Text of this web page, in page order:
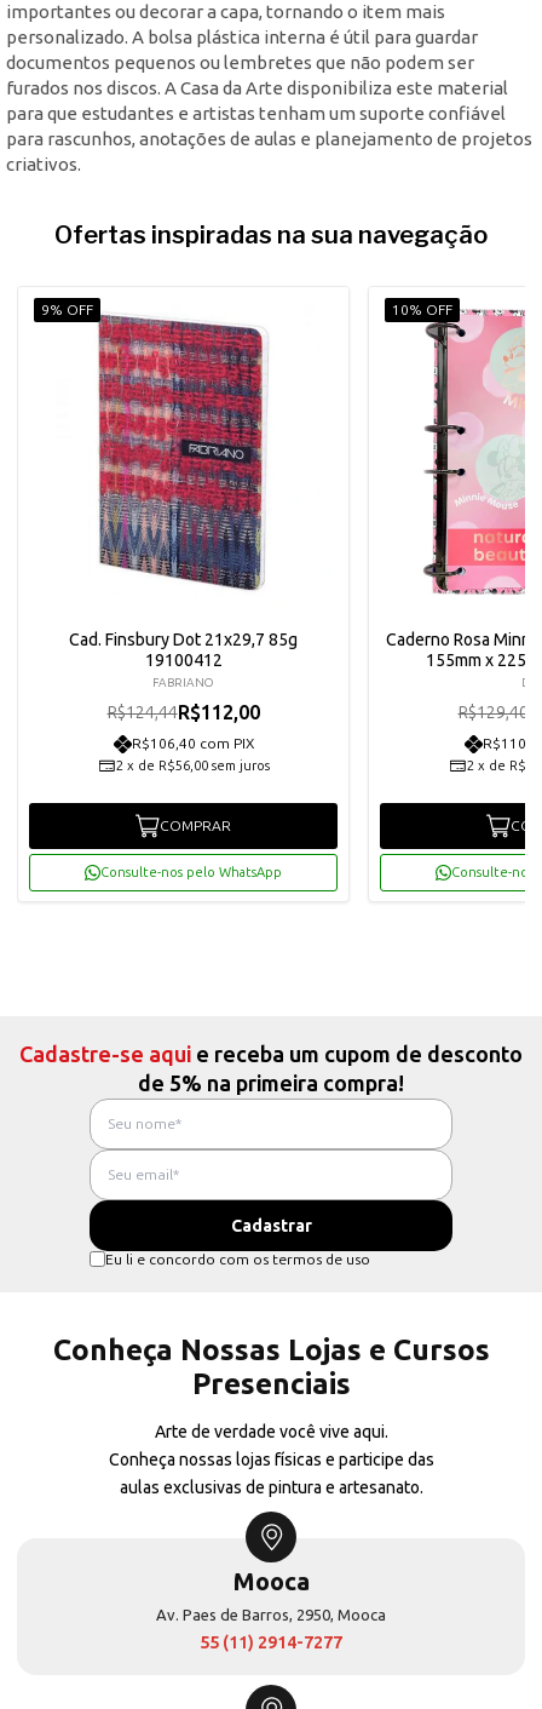
importantes ou decorar a capa, tornando o item mais
personalizado. A bolsa plástica interna é útil para guardar
documentos pequenos ou lembretes que não podem ser
furados nos discos. A Casa da Arte disponibiliza este material
para que estudantes e artistas tenham um suporte confiável
para rascunhos, anotações de aulas e planejamento de projetos
criativos.
Ofertas inspiradas na sua navegação
9% OFF
Cad. Finsbury Dot 21x29,7 85g
19100412
FABRIANO
R$124,44R$112,00
R$106,40 com PIX
2 x de R$56,00 sem juros
COMPRAR
Consulte-nos pelo WhatsApp
10% OFF
Caderno Rosa
155mm x
R$129,40
2 x de
Consulte-nos
Cadastre-se aqui e receba um cupom de desconto
de 5% na primeira compra!
Eu li e concordo com os termos de uso
Conheça Nossas Lojas e Cursos
Presenciais
Arte de verdade você vive aqui.
Conheça nossas lojas físicas e participe das
aulas exclusivas de pintura e artesanato.
Mooca
Av. Paes de Barros, 2950, Mooca
55 (11) 2914-7277